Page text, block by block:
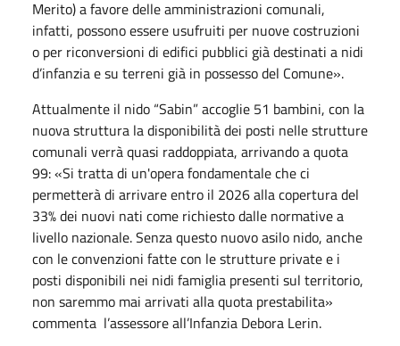
Merito) a favore delle amministrazioni comunali,
infatti, possono essere usufruiti per nuove costruzioni
o per riconversioni di edifici pubblici già destinati a nidi
d’infanzia e su terreni già in possesso del Comune».
Attualmente il nido “Sabin” accoglie 51 bambini, con la
nuova struttura la disponibilità dei posti nelle strutture
comunali verrà quasi raddoppiata, arrivando a quota
99: «Si tratta di un'opera fondamentale che ci
permetterà di arrivare entro il 2026 alla copertura del
33% dei nuovi nati come richiesto dalle normative a
livello nazionale. Senza questo nuovo asilo nido, anche
con le convenzioni fatte con le strutture private e i
posti disponibili nei nidi famiglia presenti sul territorio,
non saremmo mai arrivati alla quota prestabilita»
commenta l’assessore all’Infanzia Debora Lerin.